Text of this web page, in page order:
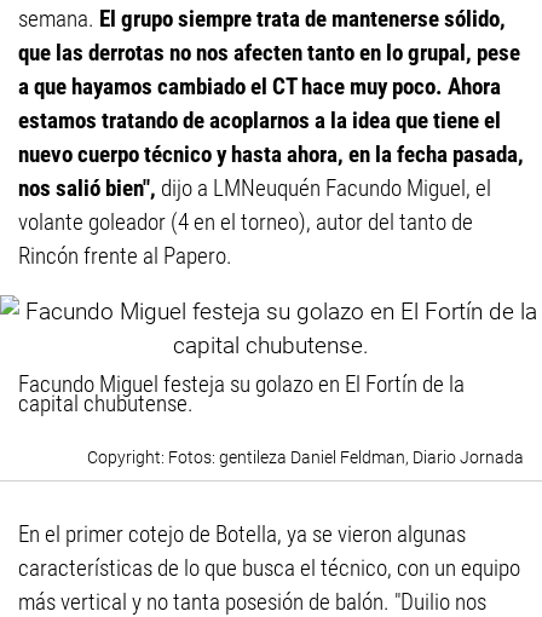
semana. El grupo siempre trata de mantenerse sólido,
que las derrotas no nos afecten tanto en lo grupal, pese
a que hayamos cambiado el CT hace muy poco. Ahora
estamos tratando de acoplarnos a la idea que tiene el
nuevo cuerpo técnico y hasta ahora, en la fecha pasada,
nos salió bien", dijo a LMNeuquén Facundo Miguel, el
volante goleador (4 en el torneo), autor del tanto de
Rincón frente al Papero.
Facundo Miguel festeja su golazo en El Fortín de la
capital chubutense.
Fotos: gentileza Daniel Feldman, Diario Jornada
En el primer cotejo de Botella, ya se vieron algunas
características de lo que busca el técnico, con un equipo
más vertical y no tanta posesión de balón. "Duilio nos